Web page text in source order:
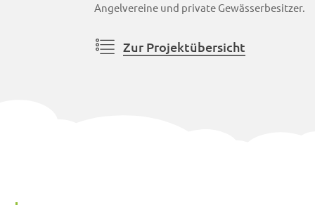
Angelvereine und private Gewässerbesitzer.
Zur Projektübersicht